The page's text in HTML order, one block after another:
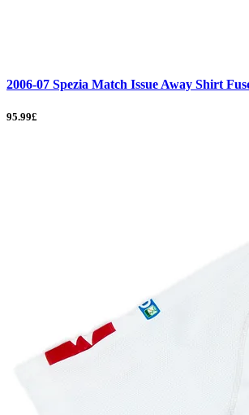
2006-07 Spezia Match Issue Away Shirt
95.99£